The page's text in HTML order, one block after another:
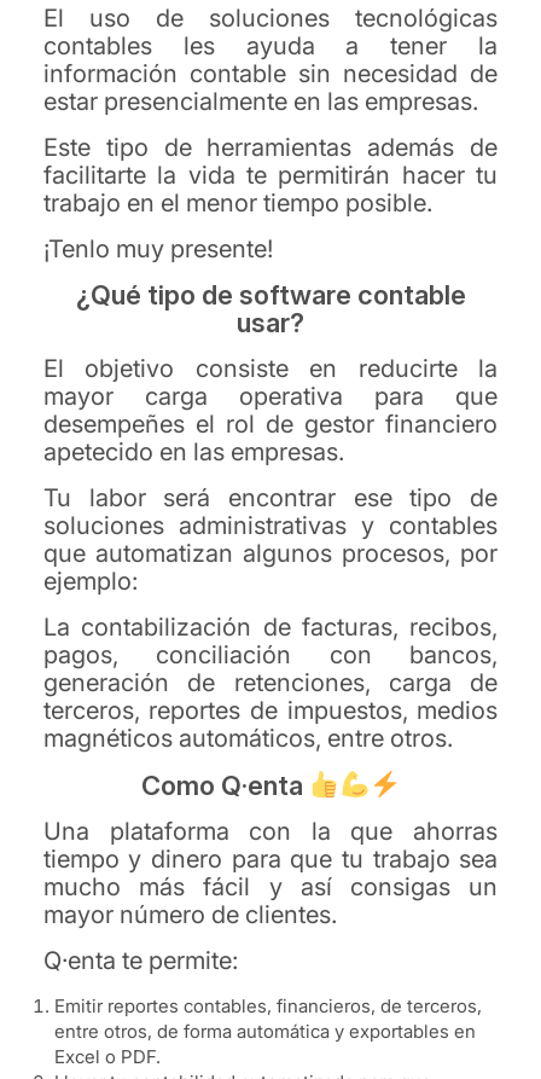
El uso de soluciones tecnológicas
contables les ayuda a tener la
información contable sin necesidad de
estar presencialmente en las empresas.
Este tipo de herramientas además de
facilitarte la vida te permitirán hacer tu
trabajo en el menor tiempo posible.
¡Tenlo muy presente!
¿Qué tipo de software contable
usar?
El objetivo consiste en reducirte la
mayor carga operativa para que
desempeñes el rol de gestor financiero
apetecido en las empresas.
Tu labor será encontrar ese tipo de
soluciones administrativas y contables
que automatizan algunos procesos, por
ejemplo:
La contabilización de facturas, recibos,
pagos, conciliación con bancos,
generación de retenciones, carga de
terceros, reportes de impuestos, medios
magnéticos automáticos, entre otros.
Como Q·enta
Una plataforma con la que ahorras
tiempo y dinero para que tu trabajo sea
mucho más fácil y así consigas un
mayor número de clientes.
Q·enta te permite:
Emitir reportes contables, financieros, de terceros,
entre otros, de forma automática y exportables en
Excel o PDF.